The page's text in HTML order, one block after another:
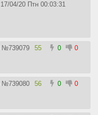
17/04/20 Птн 00:03:31
№739079 55 0 0
№739080 56 0 0